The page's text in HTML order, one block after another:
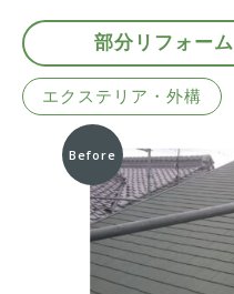
部分リフォーム
エクステリア・外構
Before